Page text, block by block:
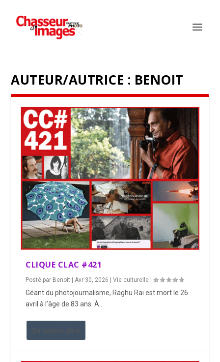
AUTEUR/AUTRICE : BENOIT
CLIQUE CLAC #421
Posté par Benoit | Avr 30, 2026 |Vie culturelle |
Géant du photojournalisme, Raghu Rai est mort le 26
avril à l’âge de 83 ans. À...
En savoir plus